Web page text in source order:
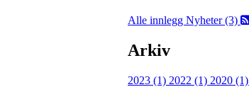
Alle innlegg Nyheter (3)
Arkiv
2023 (1) 2022 (1) 2020 (1)